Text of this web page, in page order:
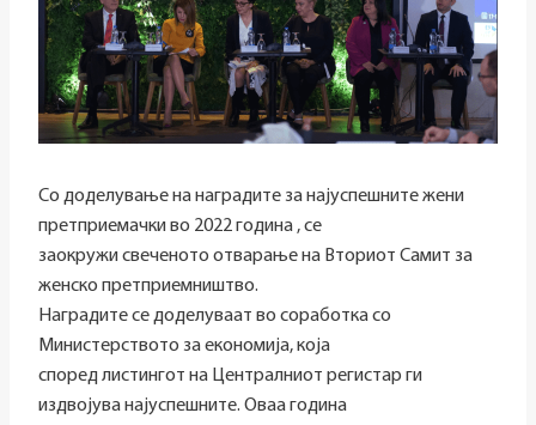
Со доделување на наградите за најуспешните жени
претприемачки во 2022 година , се
заокружи свеченото отварање на Вториот Самит за
женско претприемништво.
Наградите се доделуваат во соработка со
Министерството за економија, која
според листингот на Централниот регистар ги
издвојува најуспешните. Оваа година